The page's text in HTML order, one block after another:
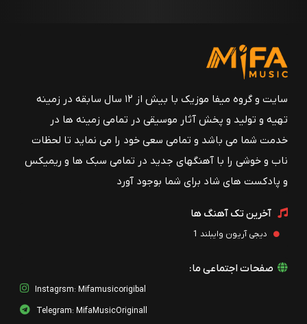
سایت و گروه میفا موزیک با بیش از ۱۲ سال سابقه در زمینه
تهیه و تولید و پخش آثار موسیقی در تمامی زمینه ها در
خدمت شما می باشد و تمامی سعی خود را می نماید تا لحظات
ناب و خوشی را با آهنگهای جدید در تمامی سبک ها و ریمیکس
و پادکست های شاد برای شما بوجود آورد
آخرین تک آهنگ ها
دیجی آریون وایبلند 1
صفحات اجتماعی ما:
Instagrsm: Mifamusicorigibal
Telegram: MifaMusicOriginall